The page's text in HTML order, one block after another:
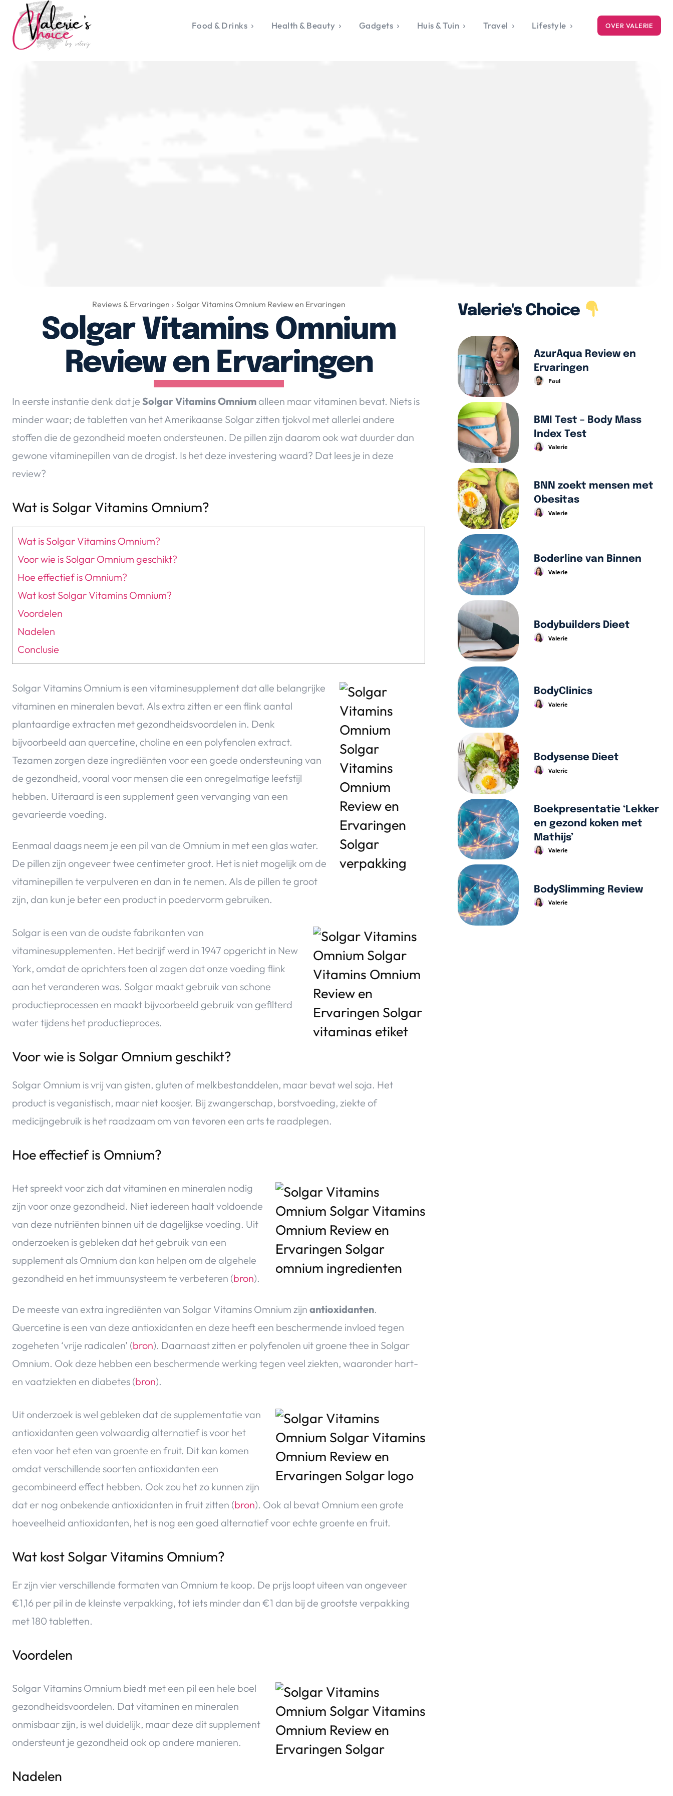
Food & Drinks Health & Beauty Gadgets Huis & Tuin Travel Lifestyle OVER VALERIE
Reviews & Ervaringen Solgar Vitamins Omnium Review en Ervaringen
Solgar Vitamins Omnium
Review en Ervaringen
In eerste instantie denk dat je Solgar Vitamins Omnium alleen maar vitaminen bevat. Niets is
minder waar; de tabletten van het Amerikaanse Solgar zitten tjokvol met allerlei andere
stoffen die de gezondheid moeten ondersteunen. De pillen zijn daarom ook wat duurder dan
gewone vitaminepillen van de drogist. Is het deze investering waard? Dat lees je in deze
review?
Wat is Solgar Vitamins Omnium?
Wat is Solgar Vitamins Omnium?
Voor wie is Solgar Omnium geschikt?
Hoe effectief is Omnium?
Wat kost Solgar Vitamins Omnium?
Voordelen
Nadelen
Conclusie
Solgar Vitamins Omnium is een vitaminesupplement dat alle belangrijke
vitaminen en mineralen bevat. Als extra zitten er een flink aantal
plantaardige extracten met gezondheidsvoordelen in. Denk
bijvoorbeeld aan quercetine, choline en een polyfenolen extract.
Tezamen zorgen deze ingrediënten voor een goede ondersteuning van
de gezondheid, vooral voor mensen die een onregelmatige leefstijl
hebben. Uiteraard is een supplement geen vervanging van een
gevarieerde voeding.
Eenmaal daags neem je een pil van de Omnium in met een glas water.
De pillen zijn ongeveer twee centimeter groot. Het is niet mogelijk om de
vitaminepillen te verpulveren en dan in te nemen. Als de pillen te groot
zijn, dan kun je beter een product in poedervorm gebruiken.
Solgar is een van de oudste fabrikanten van
vitaminesupplementen. Het bedrijf werd in 1947 opgericht in New
York, omdat de oprichters toen al zagen dat onze voeding flink
aan het veranderen was. Solgar maakt gebruik van schone
productieprocessen en maakt bijvoorbeeld gebruik van gefilterd
water tijdens het productieproces.
Voor wie is Solgar Omnium geschikt?
Solgar Omnium is vrij van gisten, gluten of melkbestanddelen, maar bevat wel soja. Het
product is veganistisch, maar niet koosjer. Bij zwangerschap, borstvoeding, ziekte of
medicijngebruik is het raadzaam om van tevoren een arts te raadplegen.
Hoe effectief is Omnium?
Het spreekt voor zich dat vitaminen en mineralen nodig
zijn voor onze gezondheid. Niet iedereen haalt voldoende
van deze nutriënten binnen uit de dagelijkse voeding. Uit
onderzoeken is gebleken dat het gebruik van een
supplement als Omnium dan kan helpen om de algehele
gezondheid en het immuunsysteem te verbeteren (bron).
De meeste van extra ingrediënten van Solgar Vitamins Omnium zijn antioxidanten.
Quercetine is een van deze antioxidanten en deze heeft een beschermende invloed tegen
zogeheten ‘vrije radicalen’ (bron). Daarnaast zitten er polyfenolen uit groene thee in Solgar
Omnium. Ook deze hebben een beschermende werking tegen veel ziekten, waaronder hart-
en vaatziekten en diabetes (bron).
Uit onderzoek is wel gebleken dat de supplementatie van
antioxidanten geen volwaardig alternatief is voor het
eten voor het eten van groente en fruit. Dit kan komen
omdat verschillende soorten antioxidanten een
gecombineerd effect hebben. Ook zou het zo kunnen zijn
dat er nog onbekende antioxidanten in fruit zitten (bron). Ook al bevat Omnium een grote
hoeveelheid antioxidanten, het is nog een goed alternatief voor echte groente en fruit.
Wat kost Solgar Vitamins Omnium?
Er zijn vier verschillende formaten van Omnium te koop. De prijs loopt uiteen van ongeveer
€1,16 per pil in de kleinste verpakking, tot iets minder dan €1 dan bij de grootste verpakking
met 180 tabletten.
Voordelen
Solgar Vitamins Omnium biedt met een pil een hele boel
gezondheidsvoordelen. Dat vitaminen en mineralen
onmisbaar zijn, is wel duidelijk, maar deze dit supplement
ondersteunt je gezondheid ook op andere manieren.
Nadelen
Valerie's Choice
AzurAqua Review en
Ervaringen
Paul
BMI Test – Body Mass
Index Test
Valerie
BNN zoekt mensen met
Obesitas
Valerie
Boderline van Binnen
Valerie
Bodybuilders Dieet
Valerie
BodyClinics
Valerie
Bodysense Dieet
Valerie
Boekpresentatie ‘Lekker
en gezond koken met
Mathijs’
Valerie
BodySlimming Review
Valerie